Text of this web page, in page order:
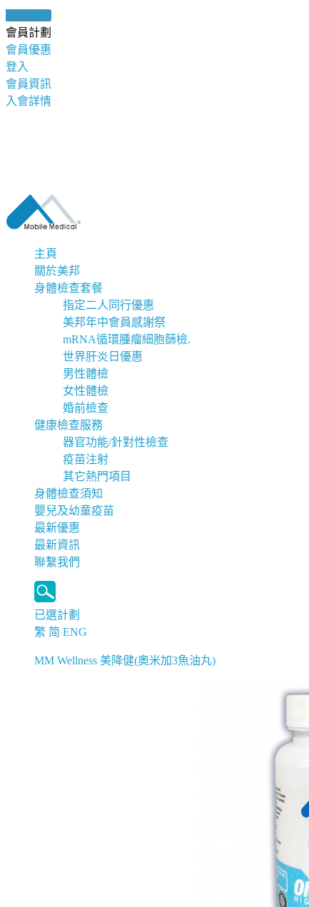
健康錦囊
會員計劃
會員優惠
登入
會員資訊
入會詳情
主頁
關於美邦
身體檢查套餐
指定二人同行優惠
美邦年中會員感謝祭
mRNA循環腫瘤細胞篩檢.
世界肝炎日優惠
男性體檢
女性體檢
婚前檢查
健康檢查服務
器官功能/針對性檢查
疫苗注射
其它熱門項目
身體檢查須知
嬰兒及幼童疫苗
最新優惠
最新資訊
聯繫我們
已選計劃
繁 简 ENG
MM Wellness 美降健(奧米加3魚油丸)